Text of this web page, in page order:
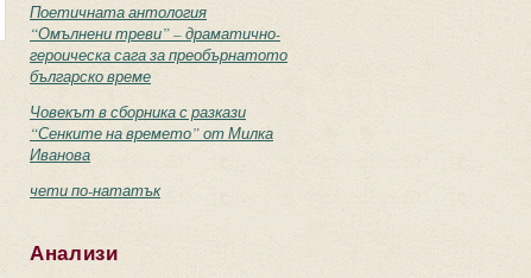
Поетичната антология
“Омълнени треви” – драматично-
героическа сага за преобърнатото
българско време
Човекът в сборника с разкази
“Сенките на времето” от Милка
Иванова
чети по-нататък
Анализи